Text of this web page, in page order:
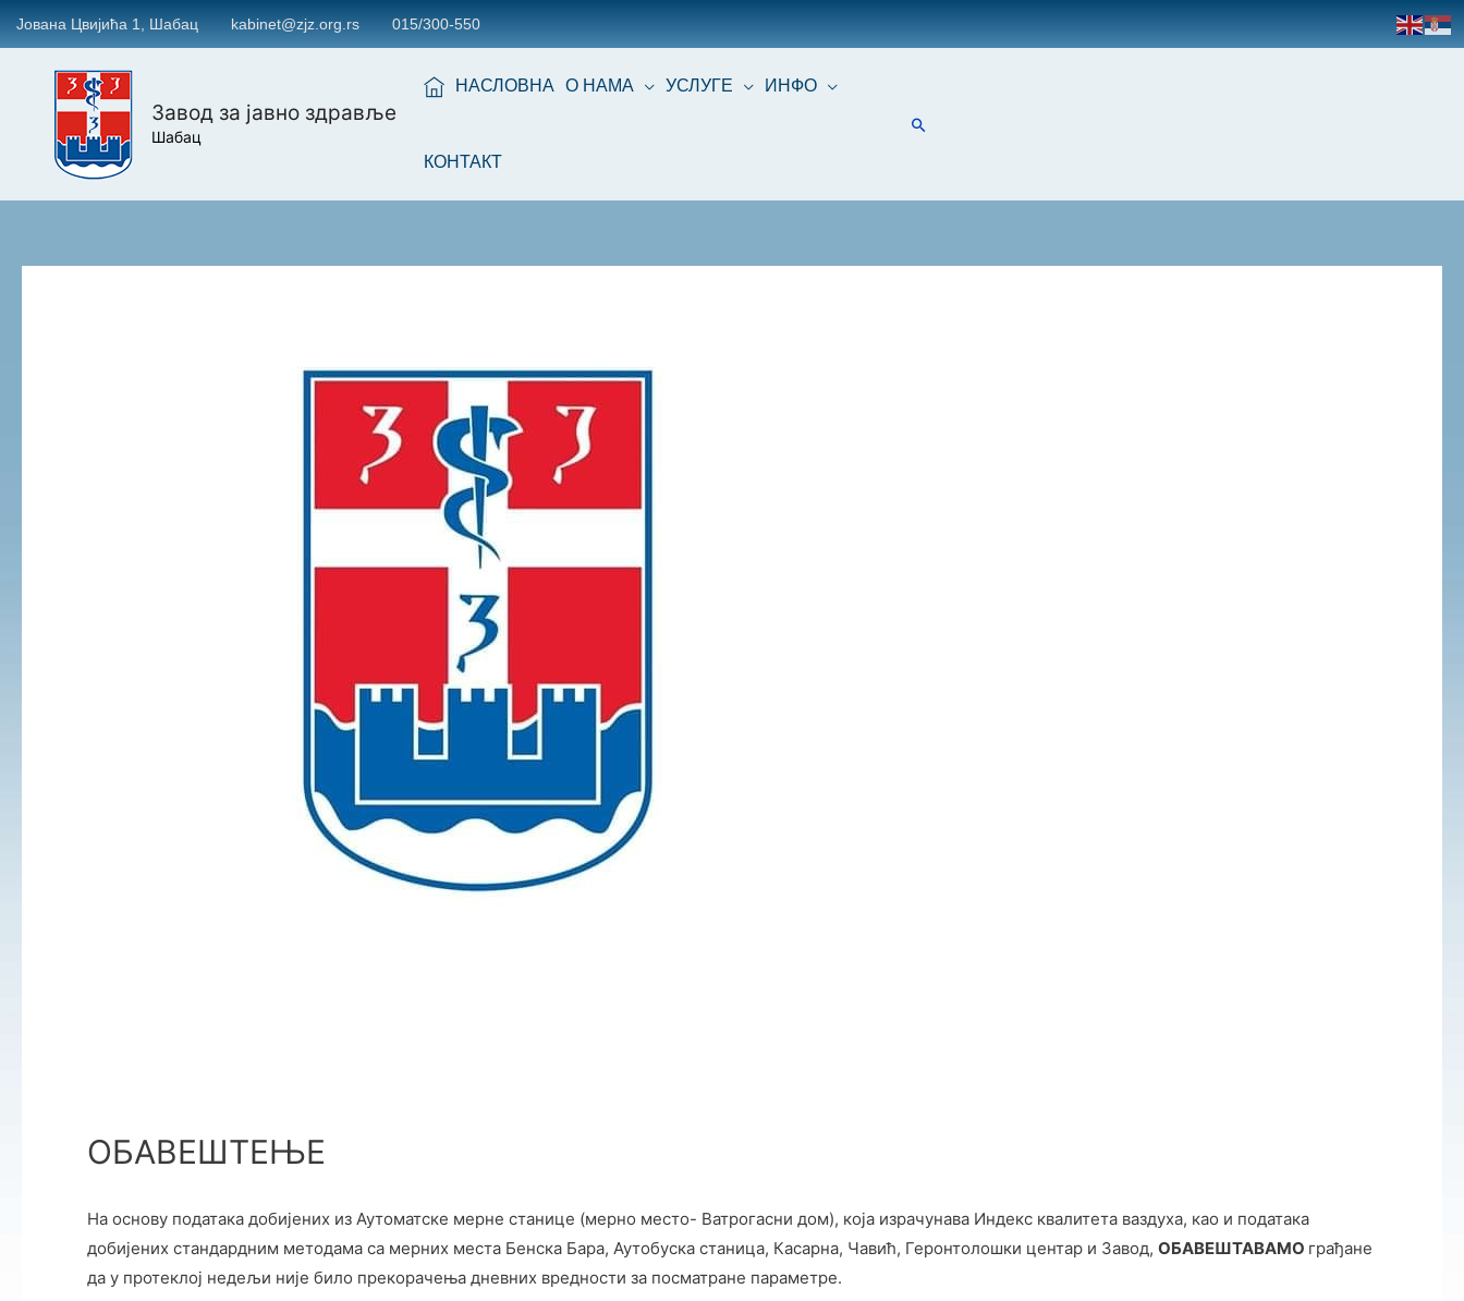
Јована Цвијића 1, Шабац kabinet@zjz.org.rs 015/300-550
Завод за јавно здравље
Шабац
НАСЛОВНА О НАМА УСЛУГЕ ИНФО
КОНТАКТ
ОБАВЕШТЕЊЕ
На основу података добијених из Аутоматске мерне станице (мерно место- Ватрогасни дом), која израчунава Индекс квалитета ваздуха, као и података
добијених стандардним методама са мерних места Бенска Бара, Аутобуска станица, Касарна, Чавић, Геронтолошки центар и Завод, ОБАВЕШТАВАМО грађане
да у протеклој недељи није било прекорачења дневних вредности за посматране параметре.